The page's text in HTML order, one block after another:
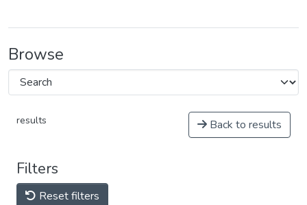
Browse
results Back to results
Filters
Reset filters